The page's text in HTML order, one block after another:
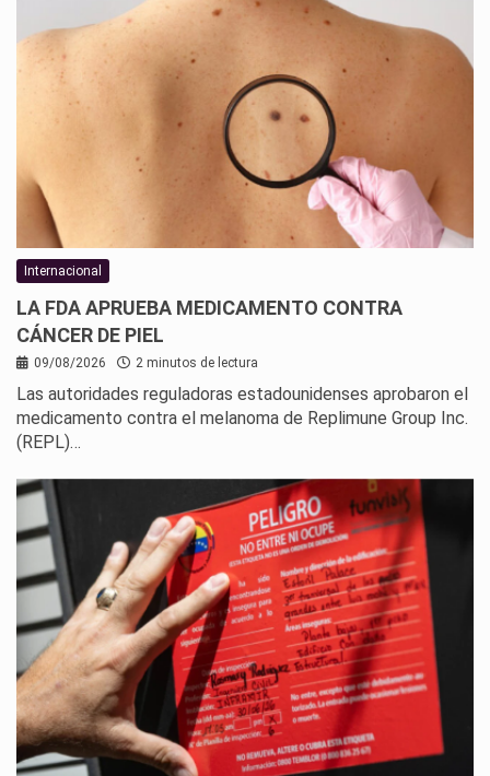
Internacional
LA FDA APRUEBA MEDICAMENTO CONTRA
CÁNCER DE PIEL
09/08/2026 2 minutos de lectura
Las autoridades reguladoras estadounidenses aprobaron el
medicamento contra el melanoma de Replimune Group Inc.
(REPL)…